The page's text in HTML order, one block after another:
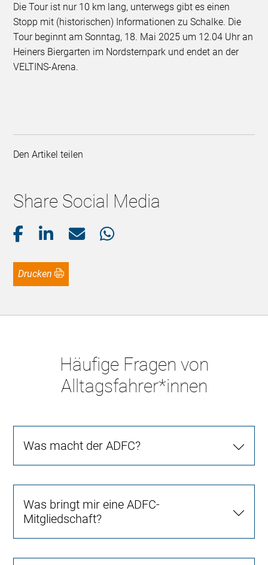
Die Tour ist nur 10 km lang, unterwegs gibt es einen
Stopp mit (historischen) Informationen zu Schalke. Die
Tour beginnt am Sonntag, 18. Mai 2025 um 12.04 Uhr an
Heiners Biergarten im Nordsternpark und endet an der
VELTINS-Arena.
Den Artikel teilen
Share Social Media
Drucken
Häufige Fragen von
Alltagsfahrer*innen
Was macht der ADFC?
Was bringt mir eine ADFC-
Mitgliedschaft?